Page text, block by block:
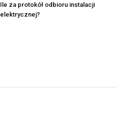
Ile za protokół odbioru instalacji
elektrycznej?